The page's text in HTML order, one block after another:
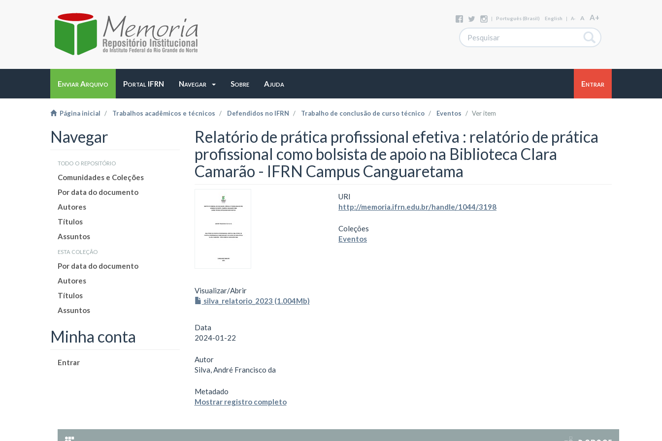
| Português (Brasil) English | A- A A+
Enviar Arquivo Portal IFRN Navegar Sobre Ajuda Entrar
Página inicial Trabalhos acadêmicos e técnicos Defendidos no IFRN Trabalho de conclusão de curso técnico Eventos Ver item
Navegar
todo o repositório
Comunidades e Coleções
Por data do documento
Autores
Títulos
Assuntos
esta coleção
Por data do documento
Autores
Títulos
Assuntos
Minha conta
Entrar
Relatório de prática profissional efetiva : relatório de prática
profissional como bolsista de apoio na Biblioteca Clara
Camarão - IFRN Campus Canguaretama
Visualizar/Abrir
silva_relatorio_2023 (1.004Mb)
Data
2024-01-22
Autor
Silva, André Francisco da
Metadado
Mostrar registro completo
URI
http://memoria.ifrn.edu.br/handle/1044/3198
Coleções
Eventos